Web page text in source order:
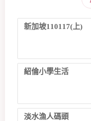
新加坡110117(上)
紹倫小學生活
淡水漁人碼頭